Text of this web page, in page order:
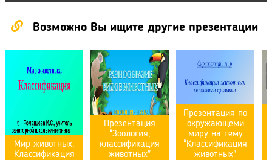
Возможно Вы ищите другие презентации
Мир животных.
Классификация
Презентация
"Зоология,
классификация
животных"
Презентация по
окружающеми
миру на тему
"Классификация
животных"